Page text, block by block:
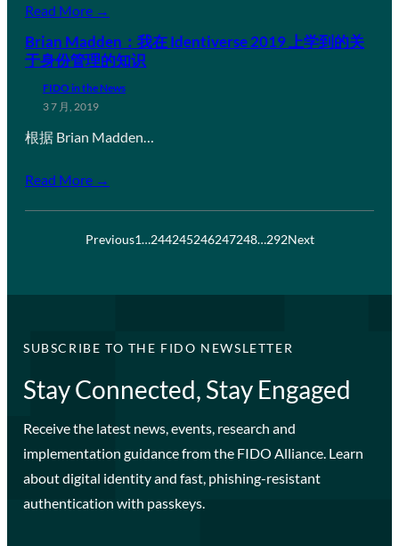
Read More →
Brian Madden：我在 Identiverse 2019 上学到的关
于身份管理的知识
FIDO in the News
3 7 月, 2019
根据 Brian Madden…
Read More →
Previous1…244245246247248…292Next
SUBSCRIBE TO THE FIDO NEWSLETTER
Stay Connected, Stay Engaged
Receive the latest news, events, research and
implementation guidance from the FIDO Alliance. Learn
about digital identity and fast, phishing-resistant
authentication with passkeys.